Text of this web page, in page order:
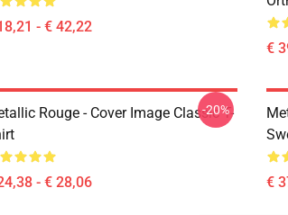
- € 42,22
€
Rouge - Cover Image Classic T-
- € 28,06
-20%
€